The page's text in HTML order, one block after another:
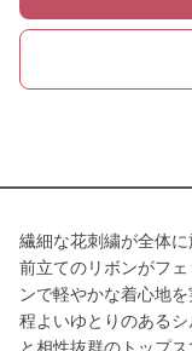
繊細な花刺繍が全体に
前立てのリボンがフ
ンで軽やかな着心地を
程よいゆとりのある